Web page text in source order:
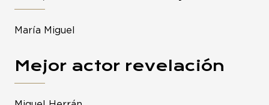
María Miguel
Mejor actor revelación